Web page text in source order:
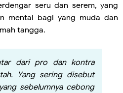
seru dan serem, yang
mental bagi yang muda dan
tangga.
dari pro dan kontra
Yang sering disebut
sebelumnya cebong